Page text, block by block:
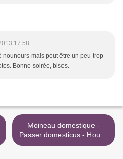
17:58
nounours mais peut être un peu trop
Bonne soirée, bises.
Moineau domestique -
Passer domesticus - House
Sparrow >